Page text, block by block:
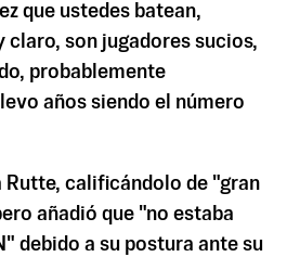
que ustedes batean,
claro, son jugadores sucios,
probablemente
años siendo el número
Rutte, calificándolo de "gran
añadió que "no estaba
debido a su postura ante su